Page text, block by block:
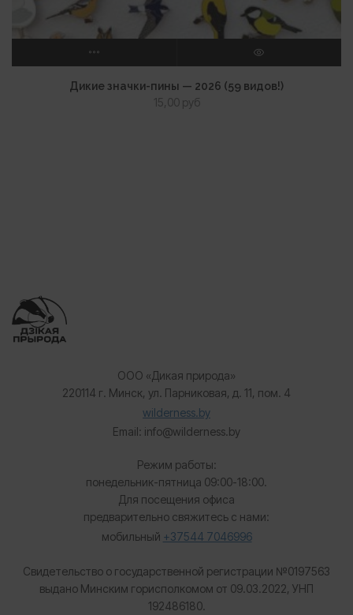
ВЫБЕРИТЕ ПАРАМЕТРЫ ПРОСМОТР
Дикие значки-пины — 2026 (59 видов!)
15,00 руб
ООО «Дикая природа»
220114 г. Минск, ул. Парниковая, д. 11, пом. 4
wilderness.by
Email: info@wilderness.by
Режим работы:
понедельник-пятница 09:00-18:00.
Для посещения офиса
предварительно свяжитесь с нами:
мобильный +37544 7046996
Свидетельство о государственной регистрации №0197563
выдано Минским горисполкомом от 09.03.2022, УНП
192486180.